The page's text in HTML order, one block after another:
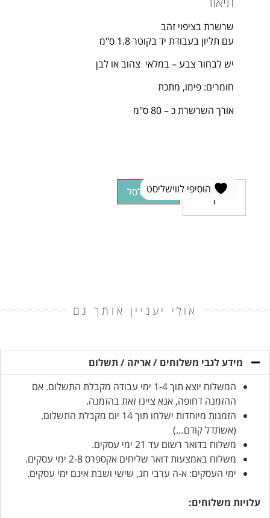
שרשרת בציפוי זהב
עם תליון בעבודת יד בקוטר 1.8 ס"מ
יש לבחור צבע – במלאי צהוב או לבן
חומרים: פימו, מתכת
אורך השרשרת כ – 80 ס"מ
הוספה לסל
הוסיפי לווישליסט
אולי יעניין אותך גם
מידע לגבי משלוחים / אריזה / תשלום
המשלוח יוצא תוך 1-4 ימי עבודה מקבלת התשלום. אם
ההזמנה דחופה, אנא ציינו זאת בהזמנה.
הזמנות מיוחדות ישלחו תוך 14 יום מקבלת התשלום.
(אשתדל קודם…)
משלוח בדואר רשום עד 21 ימי עסקים.
משלוח באמצעות דואר שליחים אקספרס 2-8 ימי עסקים.
ימי העסקים: א-ה ערבי חג, שישי ושבת אינם ימי עסקים.
עלויות משלוחים: